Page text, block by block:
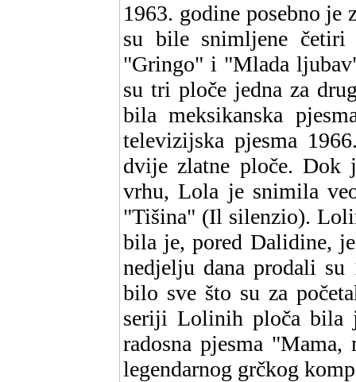
1963. godine posebno je
su bile snimljene četiri
"Gringo" i "Mlada
su tri ploče jedna za
bila meksikanska
televizijska pjesma
dvije zlatne ploče. Dok
vrhu, Lola je snimila
"Tišina" (Il silenzio).
bila je, pored Dalidine,
nedjelju dana prodali
bilo sve što su za
seriji Lolinih ploča bila
radosna pjesma
legendarnog grčkog